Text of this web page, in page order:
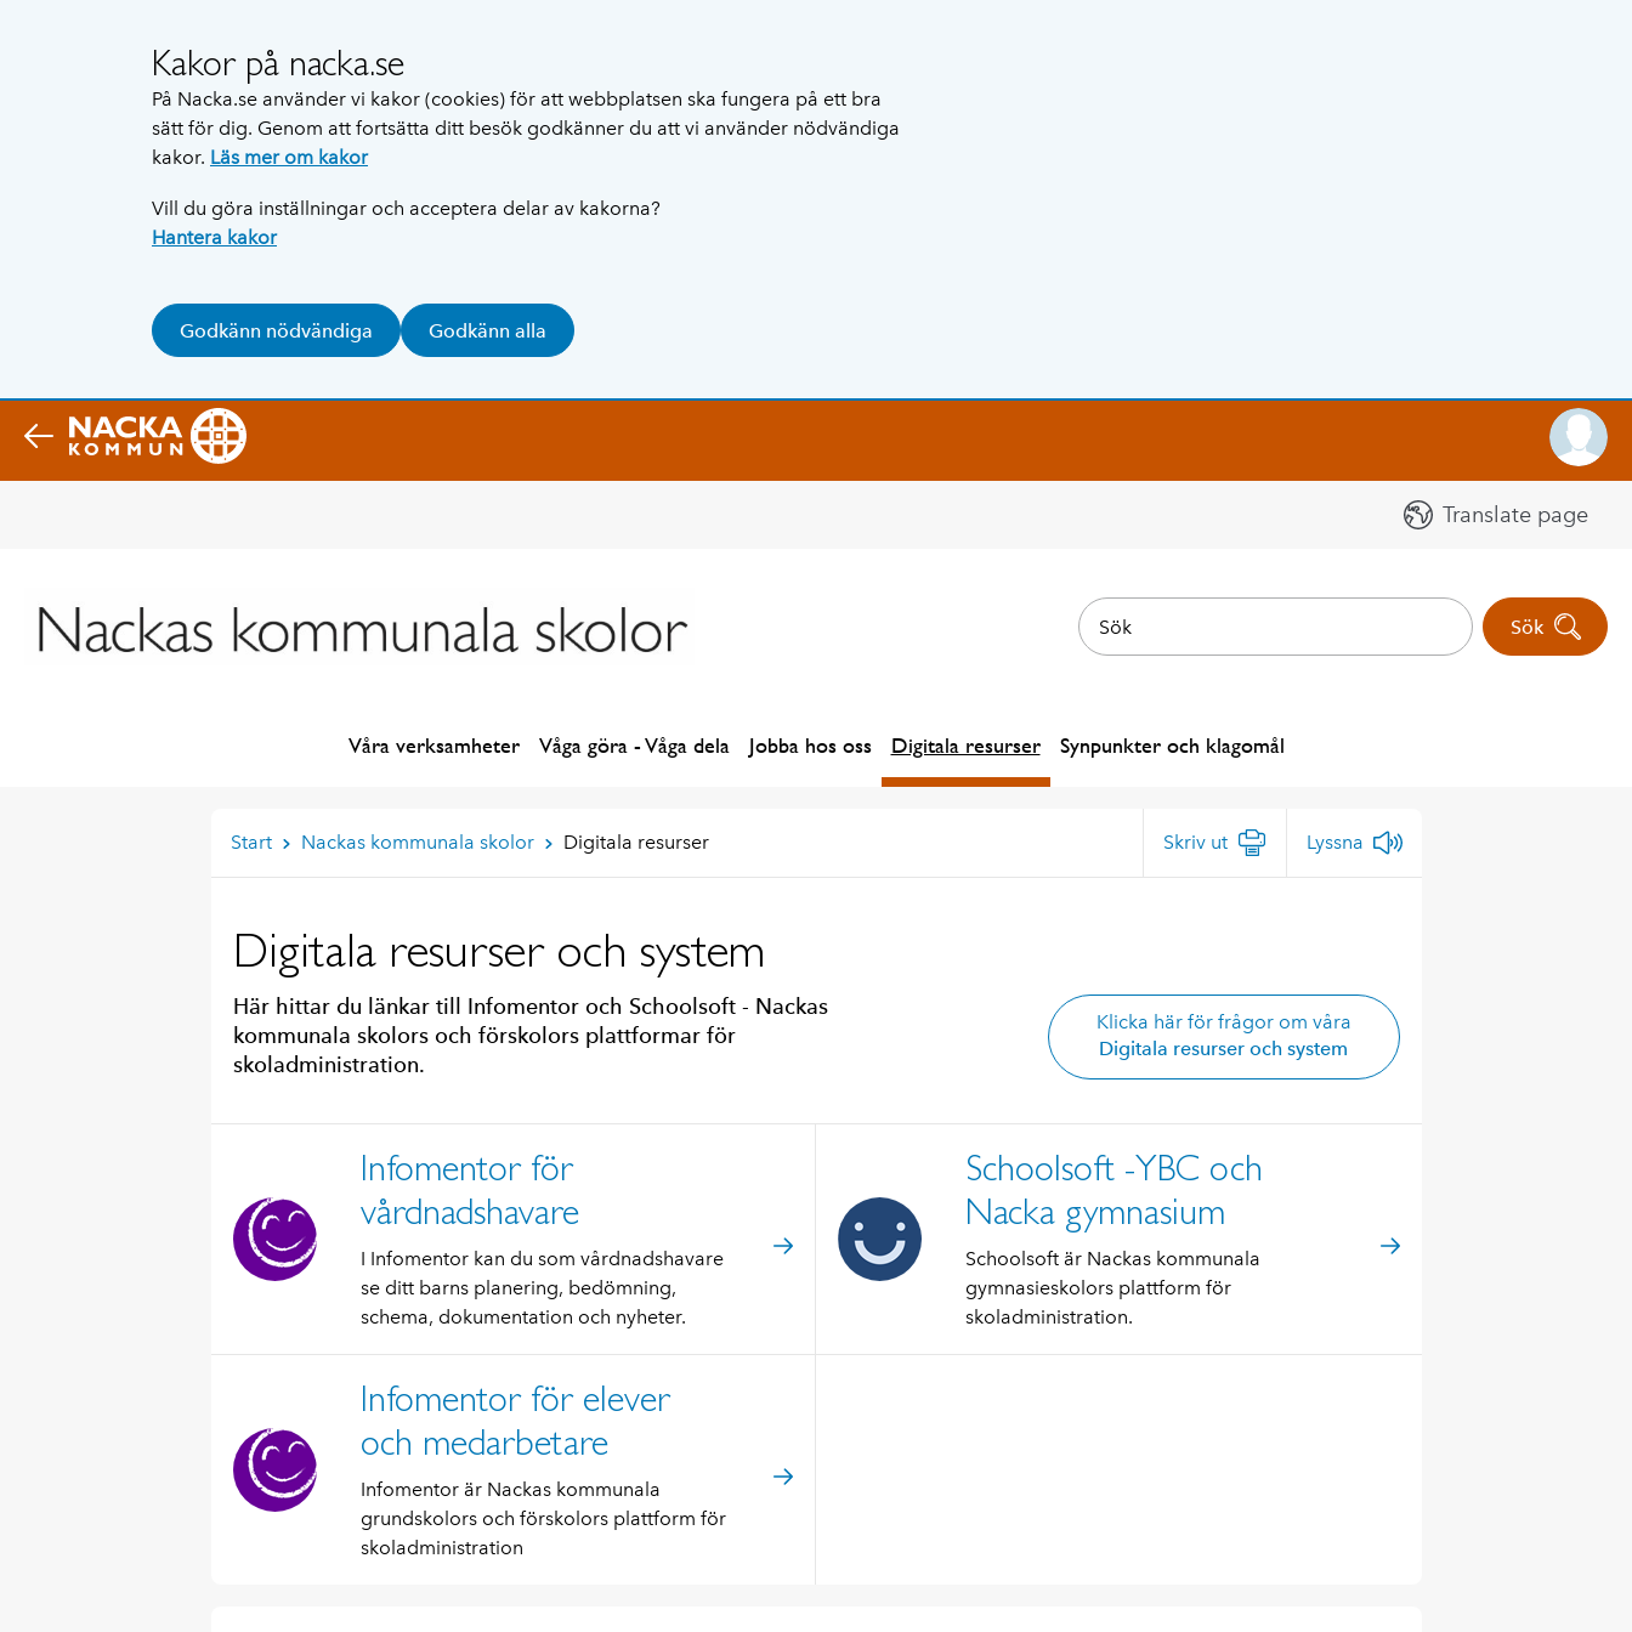
Kakor på nacka.se
På Nacka.se använder vi kakor (cookies) för att webbplatsen ska fungera på ett bra
sätt för dig. Genom att fortsätta ditt besök godkänner du att vi använder nödvändiga
kakor. Läs mer om kakor
Vill du göra inställningar och acceptera delar av kakorna?
Hantera kakor
Godkänn nödvändiga Godkänn alla
Translate page
Sök
Våra verksamheter Våga göra - Våga dela Jobba hos oss Digitala resurser Synpunkter och klagomål
Start Nackas kommunala skolor Digitala resurser Skriv ut Lyssna
Digitala resurser och system
Här hittar du länkar till Infomentor och Schoolsoft - Nackas
kommunala skolors och förskolors plattformar för
skoladministration.
Klicka här för frågor om våra
Digitala resurser och system
Infomentor för
vårdnadshavare
I Infomentor kan du som vårdnadshavare
se ditt barns planering, bedömning,
schema, dokumentation och nyheter.
Schoolsoft -YBC och
Nacka gymnasium
Schoolsoft är Nackas kommunala
gymnasieskolors plattform för
skoladministration.
Infomentor för elever
och medarbetare
Infomentor är Nackas kommunala
grundskolors och förskolors plattform för
skoladministration